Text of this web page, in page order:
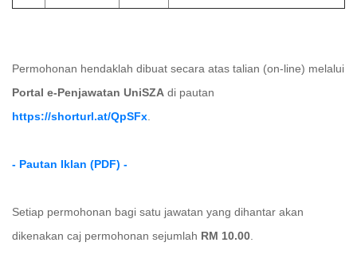
Permohonan hendaklah dibuat secara atas talian (on-line) melalui
Portal e-Penjawatan UniSZA di pautan
https://shorturl.at/QpSFx
- Pautan Iklan (PDF) -
Setiap permohonan bagi satu jawatan yang dihantar akan
dikenakan caj permohonan sejumlah RM 10.00